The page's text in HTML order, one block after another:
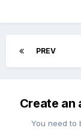
PREV
Create an
You need to